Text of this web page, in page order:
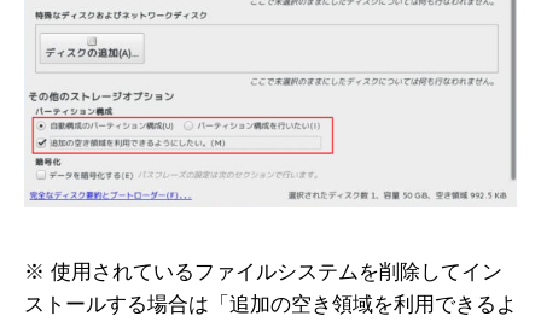
※ 使用されているファイルシステムを削除してイン
ストールする場合は「追加の空き領域を利用できるよ